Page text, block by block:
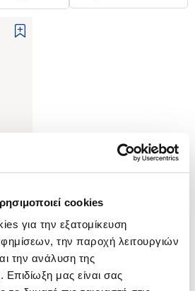
cookies
για την εξατομίκευση
την παροχή λειτουργιών
την ανάλυση της
Επιδίωξη μας είναι σας